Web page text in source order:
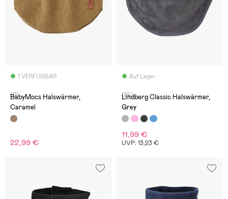
1 VERFÜGBAR
(0)
BabyMocs Halswärmer,
Caramel
22,99 €
Auf Lager
(24)
Lindberg Classic Halswärmer,
Grey
11,99 €
UVP: 13,23 €